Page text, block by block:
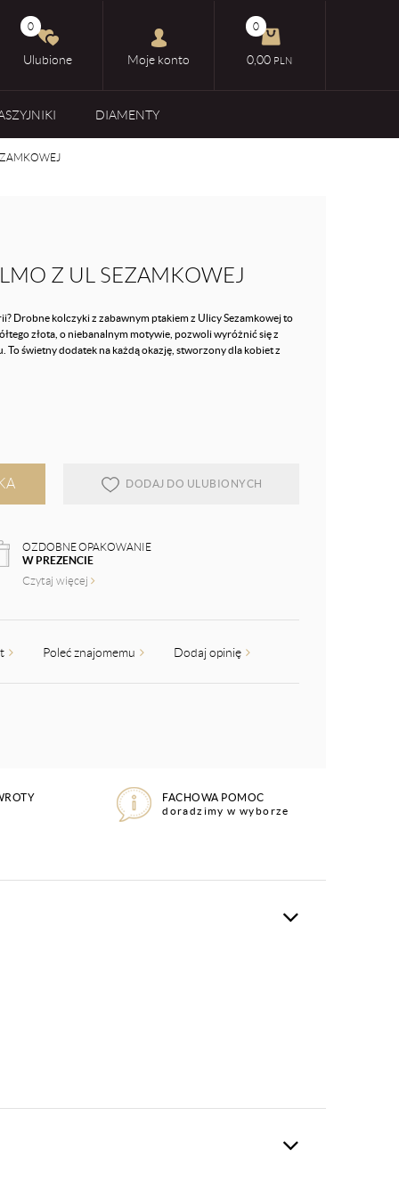
0
Ulubione Moje konto
0
0,00 PLN
DIAMENTY
Z UL SEZAMKOWEJ
Drobne kolczyki z zabawnym ptakiem z Ulicy Sezamkowej to
złota, o niebanalnym motywie, pozwoli wyróżnić się z
To świetny dodatek na każdą okazję, stworzony dla kobiet z
DODAJ DO ULUBIONYCH
OZDOBNE OPAKOWANIE
W PREZENCIE
Czytaj więcej
Poleć znajomemu Dodaj opinię
FACHOWA POMOC
doradzimy w wyborze